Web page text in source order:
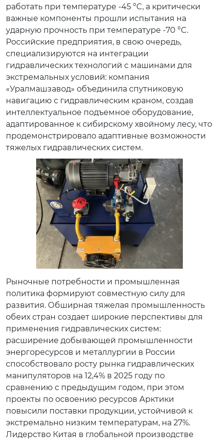
работать при температуре -45 °C, а критически
важные компоненты прошли испытания на
ударную прочность при температуре -70 °C.
Российские предприятия, в свою очередь,
специализируются на интеграции
гидравлических технологий с машинами для
экстремальных условий: компания
«Уралмашзавод» объединила спутниковую
навигацию с гидравлическим краном, создав
интеллектуальное подъемное оборудование,
адаптированное к сибирскому хвойному лесу, что
продемонстрировало адаптивные возможности
тяжелых гидравлических систем.
Рыночные потребности и промышленная
политика формируют совместную силу для
развития. Обширная тяжелая промышленность
обеих стран создает широкие перспективы для
применения гидравлических систем:
расширение добывающей промышленности
энергоресурсов и металлургии в России
способствовало росту рынка гидравлических
манипуляторов на 12,4% в 2025 году по
сравнению с предыдущим годом, при этом
проекты по освоению ресурсов Арктики
повысили поставки продукции, устойчивой к
экстремально низким температурам, на 27%.
Лидерство Китая в глобальной производстве